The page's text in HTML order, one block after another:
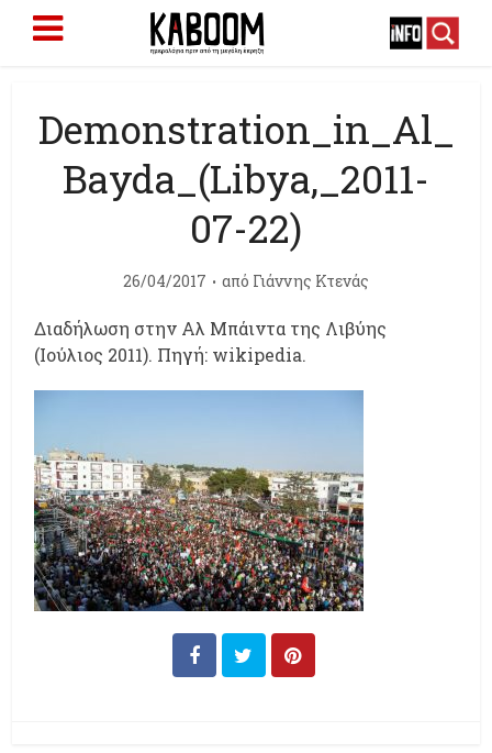
Demonstration_in_Al_
Bayda_(Libya,_2011-
07-22)
26/04/2017 από Γιάννης Κτενάς
Διαδήλωση στην Αλ Μπάιντα της Λιβύης
(Ιούλιος 2011). Πηγή: wikipedia.